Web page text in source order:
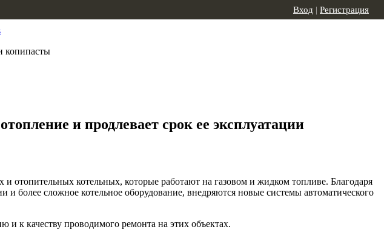
копипасты
Вход | Регистрация
и продлевает срок ее эксплуатации
отопительных котельных, которые работают на газовом и жидком топливе. Благодаря
более сложное котельное оборудование, внедряются новые системы автоматического
к качеству проводимого ремонта на этих объектах.